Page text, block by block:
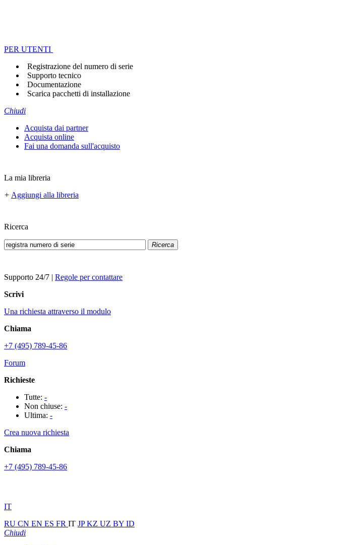
PER UTENTI
Registrazione del numero di serie
Supporto tecnico
Documentazione
Scarica pacchetti di installazione
Chiudi
Acquista dai partner
Acquista online
Fai una domanda sull'acquisto
La mia libreria
+ Aggiungi alla libreria
Ricerca
Ricerca
Supporto 24/7 | Regole per contattare
Scrivi
Una richiesta attraverso il modulo
Chiama
+7 (495) 789-45-86
Forum
Richieste
Tutte: -
Non chiuse: -
Ultima: -
Crea nuova richiesta
Chiama
+7 (495) 789-45-86
IT
RU CN EN ES FR IT JPKZ UZ BY ID
Chiudi